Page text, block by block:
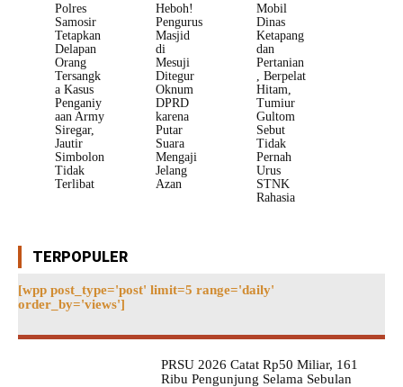
Polres
Samosir
Tetapkan
Delapan
Orang
Tersangk
a Kasus
Penganiy
aan Army
Siregar,
Jautir
Simbolon
Tidak
Terlibat
Heboh!
Pengurus
Masjid
di
Mesuji
Ditegur
Oknum
DPRD
karena
Putar
Suara
Mengaji
Jelang
Azan
Mobil
Dinas
Ketapang
dan
Pertanian
, Berpelat
Hitam,
Tumiur
Gultom
Sebut
Tidak
Pernah
Urus
STNK
Rahasia
TERPOPULER
[wpp post_type='post' limit=5 range='daily'
order_by='views']
PRSU 2026 Catat Rp50 Miliar, 161
Ribu Pengunjung Selama Sebulan